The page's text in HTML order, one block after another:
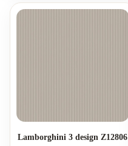
Lamborghini 3 design Z12806